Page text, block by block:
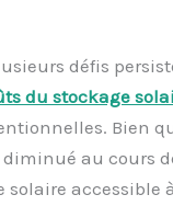
défis
du stockage
Bien
au cours
accessible